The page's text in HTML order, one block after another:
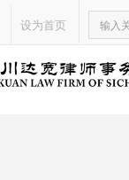
设为首页